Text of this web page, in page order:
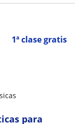
1ª clase gratis
para